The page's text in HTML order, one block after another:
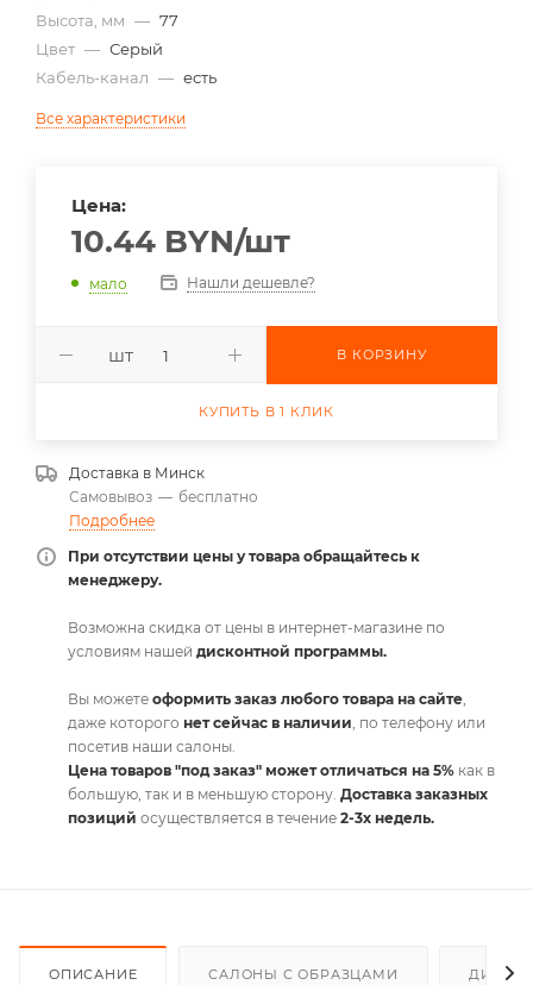
Высота, мм — 77
Цвет — Серый
Кабель-канал — есть
Все характеристики
Цена:
10.44 BYN/шт
мало Нашли дешевле?
шт В КОРЗИНУ
КУПИТЬ В 1 КЛИК
Доставка в Минск
Самовывоз — бесплатно
Подробнее
При отсутствии цены у товара обращайтесь к
менеджеру.
Возможна скидка от цены в интернет-магазине по
условиям нашей дисконтной программы.
Вы можете оформить заказ любого товара на сайте,
даже которого нет сейчас в наличии, по телефону или
посетив наши салоны.
Цена товаров "под заказ" может отличаться на 5% как в
большую, так и в меньшую сторону. Доставка заказных
позиций осуществляется в течение 2-3х недель.
ОПИСАНИЕ САЛОНЫ С ОБРАЗЦАМИ